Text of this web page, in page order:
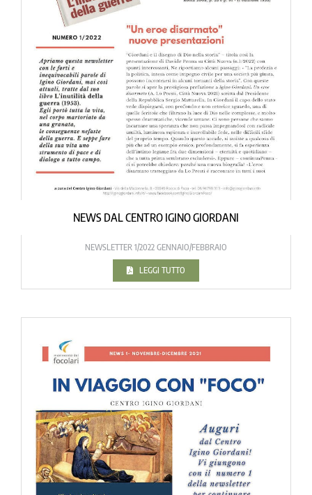
NEWS DAL CENTRO IGINO GIORDANI
NEWSLETTER 1/2022 GENNAIO/FEBBRAIO
LEGGI TUTTO